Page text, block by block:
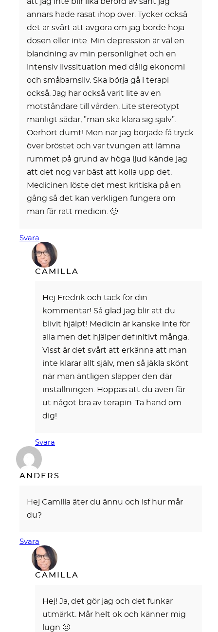
att jag inte blir lika berörd av sånt jag
annars hade rasat ihop över. Tycker också
det är svårt att avgöra om jag borde höja
dosen eller inte. Min depression är väl en
blandning av min personlighet och en
intensiv livssituation med dålig ekonomi
och småbarnsliv. Ska börja gå i terapi
också. Jag har också varit lite av en
motståndare till vården. Lite stereotypt
manligt sådär, ”man ska klara sig själv”.
Oerhört dumt! Men när jag började få tryck
över bröstet och var tvungen att lämna
rummet på grund av höga ljud kände jag
att det nog var bäst att kolla upp det.
Medicinen löste det mest kritiska på en
gång så det kan verkligen fungera om
man får rätt medicin. 🙂
Svara
CAMILLA
Hej Fredrik och tack för din
kommentar! Så glad jag blir att du
blivit hjälpt! Medicin är kanske inte för
alla men det hjälper definitivt många.
Visst är det svårt att erkänna att man
inte klarar allt själv, men så jäkla skönt
när man äntligen släpper den där
inställningen. Hoppas att du även får
ut något bra av terapin. Ta hand om
dig!
Svara
ANDERS
Hej Camilla äter du ännu och isf hur mår
du?
Svara
CAMILLA
Hej! Ja, det gör jag och det funkar
utmärkt. Mår helt ok och känner mig
lugn 🙂